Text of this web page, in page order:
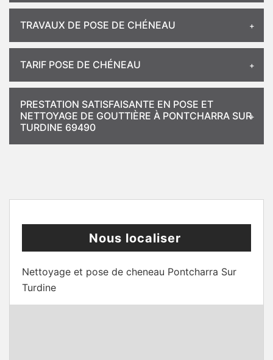
TRAVAUX DE POSE DE CHÉNEAU
TARIF POSE DE CHÉNEAU
PRESTATION SATISFAISANTE EN POSE ET
NETTOYAGE DE GOUTTIÈRE À PONTCHARRA SUR
TURDINE 69490
Nous localiser
Nettoyage et pose de cheneau Pontcharra Sur
Turdine